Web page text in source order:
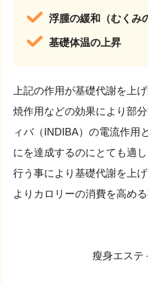
浮腫の緩和（むくみ
基礎体温の上昇
上記の作用が基礎代謝を上
焼作用などの効果により部
ィバ（INDIBA）の電流作用
にを達成するのにとても適
行う事により基礎代謝を上
よりカロリーの消費を高める
瘦身エステ